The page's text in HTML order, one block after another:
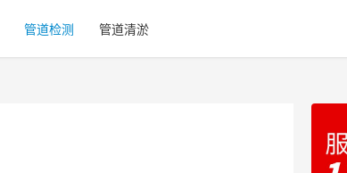
管道检测 管道清淤